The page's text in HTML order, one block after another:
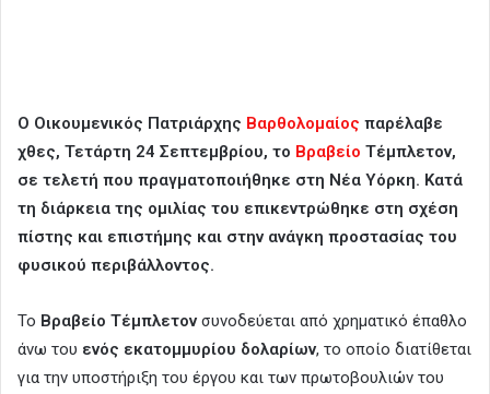
Ο Οικουμενικός Πατριάρχης Βαρθολομαίος παρέλαβε
χθες, Τετάρτη 24 Σεπτεμβρίου, το Βραβείο Τέμπλετον,
σε τελετή που πραγματοποιήθηκε στη Νέα Υόρκη. Κατά
τη διάρκεια της ομιλίας του επικεντρώθηκε στη σχέση
πίστης και επιστήμης και στην ανάγκη προστασίας του
φυσικού περιβάλλοντος.
Το Βραβείο Τέμπλετον συνοδεύεται από χρηματικό έπαθλο
άνω του ενός εκατομμυρίου δολαρίων, το οποίο διατίθεται
για την υποστήριξη του έργου και των πρωτοβουλιών του